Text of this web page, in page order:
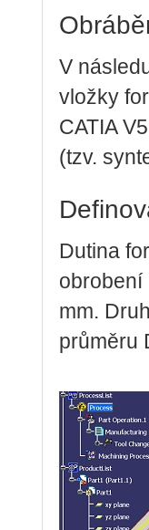
V
vložky
CATIA
(tzv.
Dutina
obrobení
mm.
průměru